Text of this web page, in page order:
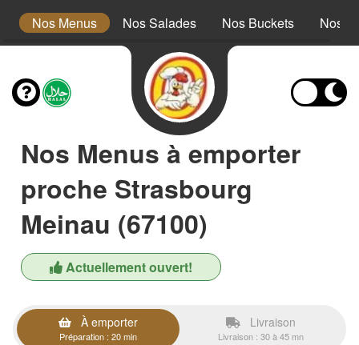
Nos Menus Nos Salades Nos Buckets Nos
Nos Menus à emporter
proche Strasbourg
Meinau (67100)
Actuellement ouvert!
À emporter
Préparation : 20 min
Livraison
Livraison : 30 à 45 mn